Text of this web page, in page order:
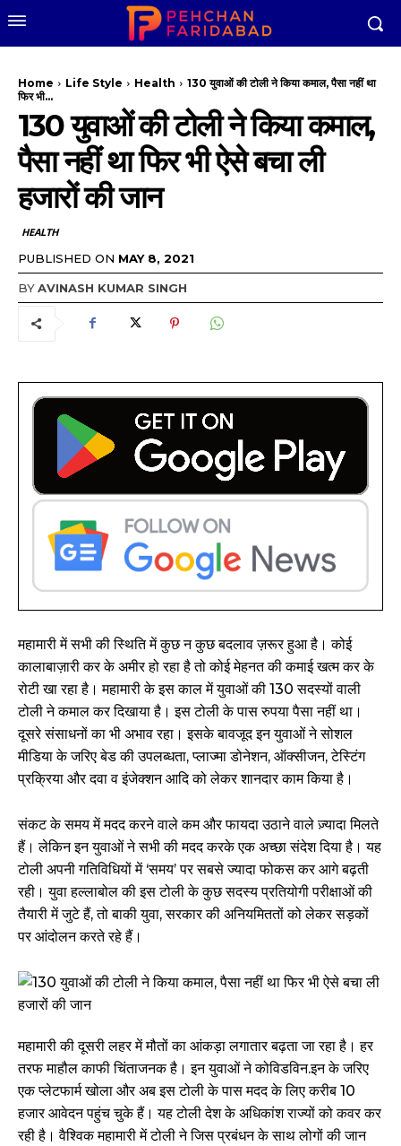
Home Life Style Health
130 युवाओं की टोली ने किया कमाल, पैसा नहीं था
फिर भी...
130 युवाओं की टोली ने किया कमाल,
पैसा नहीं था फिर भी ऐसे बचा ली
हजारों की जान
HEALTH
PUBLISHED ON MAY 8, 2021
BYAVINASH KUMAR SINGH
महामारी में सभी की स्थिति में कुछ न कुछ बदलाव ज़रूर हुआ है। कोई
कालाबाज़ारी कर के अमीर हो रहा है तो कोई मेहनत की कमाई खत्म कर के
रोटी खा रहा है। महामारी के इस काल में युवाओं की 130 सदस्यों वाली
टोली ने कमाल कर दिखाया है। इस टोली के पास रुपया पैसा नहीं था।
दूसरे संसाधनों का भी अभाव रहा। इसके बावजूद इन युवाओं ने सोशल
मीडिया के जरिए बेड की उपलब्धता, प्लाज्मा डोनेशन, ऑक्सीजन, टेस्टिंग
प्रक्रिया और दवा व इंजेक्शन आदि को लेकर शानदार काम किया है।
संकट के समय में मदद करने वाले कम और फायदा उठाने वाले ज़्यादा मिलते
हैं। लेकिन इन युवाओं ने सभी की मदद करके एक अच्छा संदेश दिया है। यह
टोली अपनी गतिविधियों में ‘समय’ पर सबसे ज्यादा फोकस कर आगे बढ़ती
रही। युवा हल्लाबोल की इस टोली के कुछ सदस्य प्रतियोगी परीक्षाओं की
तैयारी में जुटे हैं, तो बाकी युवा, सरकार की अनियमिततों को लेकर सड़कों
पर आंदोलन करते रहे हैं।
महामारी की दूसरी लहर में मौतों का आंकड़ा लगातार बढ़ता जा रहा है। हर
तरफ माहौल काफी चिंताजनक है। इन युवाओं ने कोविडविन.इन के जरिए
एक प्लेटफार्म खोला और अब इस टोली के पास मदद के लिए करीब 10
हजार आवेदन पहुंच चुके हैं। यह टोली देश के अधिकांश राज्यों को कवर कर
रही है। वैश्विक महामारी में टोली ने जिस प्रबंधन के साथ लोगों की जान